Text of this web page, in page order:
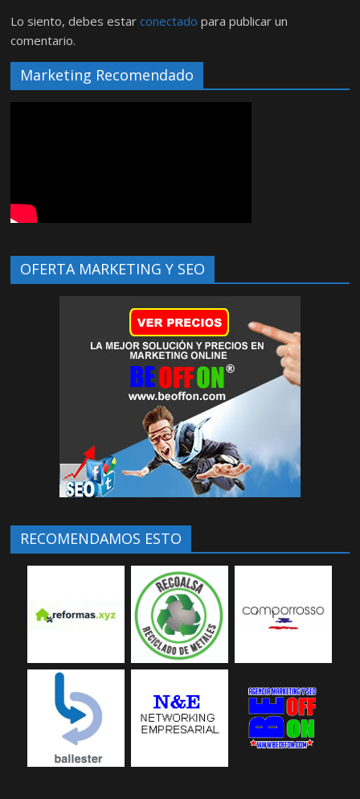
Lo siento, debes estarconectado para publicar un
comentario.
Marketing Recomendado
OFERTA MARKETING Y SEO
RECOMENDAMOS ESTO